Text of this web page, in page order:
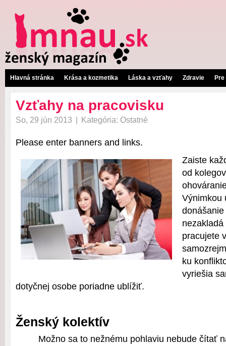
Hlavná stránka Krása a kozmetika Láska a vzťahy Zdravie
Vzťahy na pracovisku
So, 29 jún 2013 Kategória: Ostatné
Please enter banners and links.
Zaiste
od
Výnimkou
pracujete
ku
vyriešia
dotyčnej osobe poriadne ublížiť.
Ženský kolektív
Možno sa to nežnému pohlaviu nebude čítať